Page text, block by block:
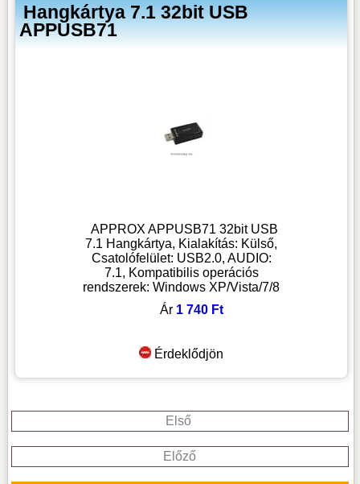
Hangkártya 7.1 32bit USB
APPUSB71
APPROX APPUSB71 32bit USB
7.1 Hangkártya, Kialakítás: Külső,
Csatolófelület: USB2.0, AUDIO:
7.1, Kompatibilis operációs
rendszerek: Windows XP/Vista/7/8
Ár 1 740 Ft
Érdeklődjön
Első
Előző